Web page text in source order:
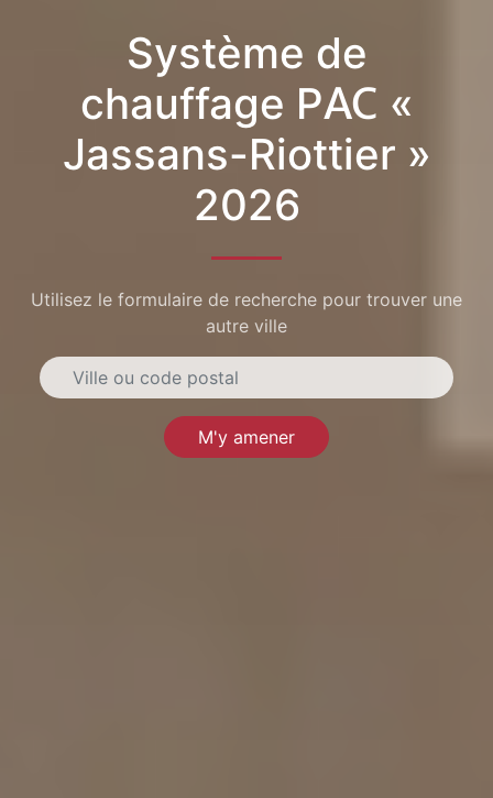
Système de
chauffage PAC «
Jassans-Riottier »
2026
Utilisez le formulaire de recherche pour trouver une
autre ville
M'y amener